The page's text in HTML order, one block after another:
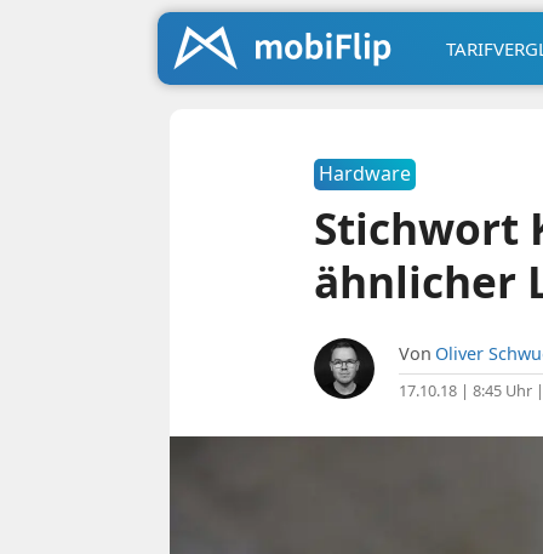
Hardware
Stichwort
ähnlicher
Von Oliver
17.10.18 | 8:45 Uhr